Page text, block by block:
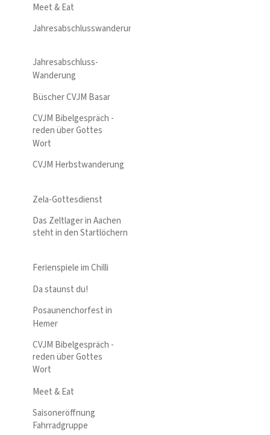
Meet & Eat
Jahresabschlusswanderung
Jahresabschluss-
Wanderung
Büscher CVJM Basar
CVJM Bibelgespräch -
reden über Gottes
Wort
CVJM Herbstwanderung
Zela-Gottesdienst
Das Zeltlager in Aachen
steht in den Startlöchern
Ferienspiele im Chilli
Da staunst du!
Posaunenchorfest in
Hemer
CVJM Bibelgespräch -
reden über Gottes
Wort
Meet & Eat
Saisoneröffnung
Fahrradgruppe